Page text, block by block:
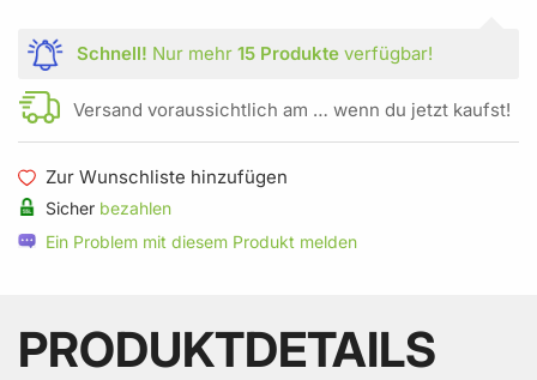
Schnell! Nur mehr 15 Produkteverfügbar!
Versand voraussichtlich am … wenn du jetzt kaufst!
Zur Wunschliste hinzufügen
Sicher bezahlen
Ein Problem mit diesem Produkt melden
PRODUKTDETAILS